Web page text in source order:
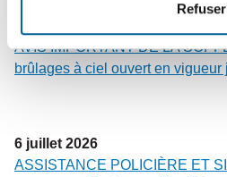
Refuser
AVIS IMPORTANT DE LA
brûlages à ciel ouvert en vigueur
6 juillet 2026
ASSISTANCE POLICIÈRE ET